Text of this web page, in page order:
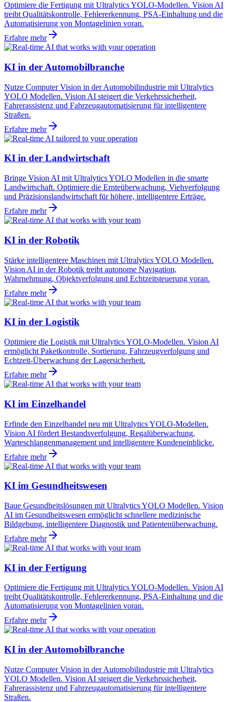
Optimiere die Fertigung mit Ultralytics YOLO-Modellen. Vision AI
treibt Qualitätskontrolle, Fehlererkennung, PSA-Einhaltung und die
Automatisierung von Montagelinien voran.
Erfahre mehr
KI in der Automobilbranche
Nutze Computer Vision in der Automobilindustrie mit Ultralytics
YOLO Modellen. Vision AI steigert die Verkehrssicherheit,
Fahrerassistenz und Fahrzeugautomatisierung für intelligentere
Straßen.
Erfahre mehr
KI in der Landwirtschaft
Bringe Vision AI mit Ultralytics YOLO Modellen in die smarte
Landwirtschaft. Optimiere die Ernteüberwachung, Viehverfolgung
und Präzisionslandwirtschaft für höhere, intelligentere Erträge.
Erfahre mehr
KI in der Robotik
Stärke intelligentere Maschinen mit Ultralytics YOLO Modellen.
Vision AI in der Robotik treibt autonome Navigation,
Wahrnehmung, Objektverfolgung und Echtzeitsteuerung voran.
Erfahre mehr
KI in der Logistik
Optimiere die Logistik mit Ultralytics YOLO-Modellen. Vision AI
ermöglicht Paketkontrolle, Sortierung, Fahrzeugverfolgung und
Echtzeit-Überwachung der Lagersicherheit.
Erfahre mehr
KI im Einzelhandel
Erfinde den Einzelhandel neu mit Ultralytics YOLO-Modellen.
Vision AI fördert Bestandsverfolgung, Regalüberwachung,
Warteschlangenmanagement und intelligentere Kundeneinblicke.
Erfahre mehr
KI im Gesundheitswesen
Baue Gesundheitslösungen mit Ultralytics YOLO Modellen. Vision
AI im Gesundheitswesen ermöglicht schnellere medizinische
Bildgebung, intelligentere Diagnostik und Patientenüberwachung.
Erfahre mehr
KI in der Fertigung
Optimiere die Fertigung mit Ultralytics YOLO-Modellen. Vision AI
treibt Qualitätskontrolle, Fehlererkennung, PSA-Einhaltung und die
Automatisierung von Montagelinien voran.
Erfahre mehr
KI in der Automobilbranche
Nutze Computer Vision in der Automobilindustrie mit Ultralytics
YOLO Modellen. Vision AI steigert die Verkehrssicherheit,
Fahrerassistenz und Fahrzeugautomatisierung für intelligentere
Straßen.